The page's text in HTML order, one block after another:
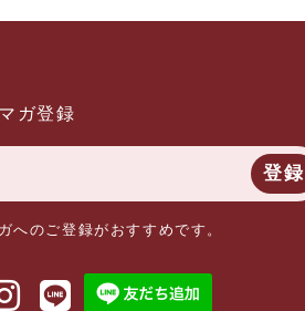
ガ登録
登録
へのご登録がおすすめです。